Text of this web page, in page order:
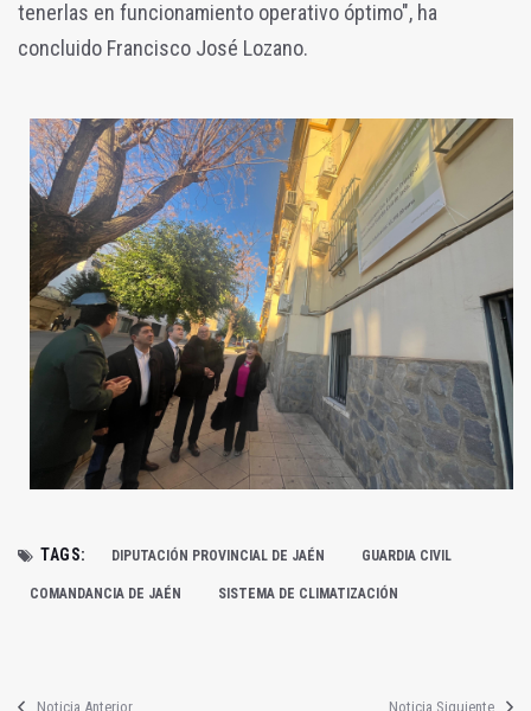
tenerlas en funcionamiento operativo óptimo", ha
concluido Francisco José Lozano.
TAGS: DIPUTACIÓN PROVINCIAL DE JAÉN GUARDIA CIVIL
COMANDANCIA DE JAÉN SISTEMA DE CLIMATIZACIÓN
Noticia Anterior Noticia Siguiente